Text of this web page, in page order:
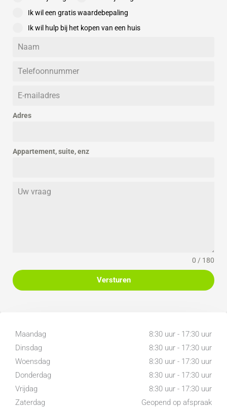
appartement in rekening gebracht.
volgorde van afloop erfpachttijdvak) middels de Berichtenbox van
de genoemde mogelijkheden kenbaar worden gemaakt.
Verwachte berekening vervroegde canonherinziening Brouwerij 13:
bedrag is in de meeste gevallen belastingaftrekbaar en zal elke 5
Grondwaarde: 15% van WOZ-waarde 2023 = 15% van € 190.000,- =
woonoppervlakte 49 m2 – gebouw gebonden buitenruimte 8 m2 –
externe bergruimte (berging) 4 m2 – inhoud 162 m3 – bouwjaar
1981 – energielabel B – de servicekosten bedragen € 97,- per
Ik wil een gratis waardebepaling
Ik wil hulp bij het kopen van een huis
Adres
Appartement, suite, enz
0 / 180
Versturen
Maandag
8:30 uur - 17:30 uur
Dinsdag
8:30 uur - 17:30 uur
Woensdag
8:30 uur - 17:30 uur
Donderdag
8:30 uur - 17:30 uur
Vrijdag
8:30 uur - 17:30 uur
Zaterdag
Geopend op afspraak